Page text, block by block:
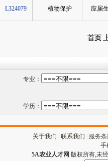
L324079 植物保护 应届
首页
专业：
学历：
关于我们 联系我们
服务
手
5A农业人才网 版权所有,未